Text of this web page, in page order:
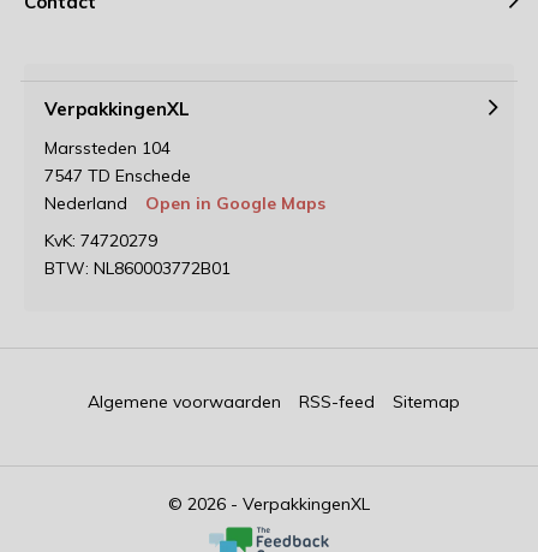
VerpakkingenXL
Marssteden 104
7547 TD Enschede
Nederland
Open in Google Maps
KvK: 74720279
BTW: NL860003772B01
© 2026 - VerpakkingenXL
Algemene voorwaarden RSS-feed Sitemap